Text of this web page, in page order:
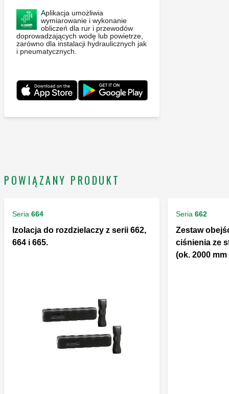
Aplikacja umożliwia
wymiarowanie i wykonanie
obliczeń dla rur i przewodów
doprowadzających wodę lub powietrze,
zarówno dla instalacji hydraulicznych jak
i pneumatycznych.
POWIĄZANY PRODUKT
Seria 664
Izolacja do rozdzielaczy z serii 662,
664 i 665.
Seria 662
Zestaw
ciśnienia ze
(ok. 2000 mm